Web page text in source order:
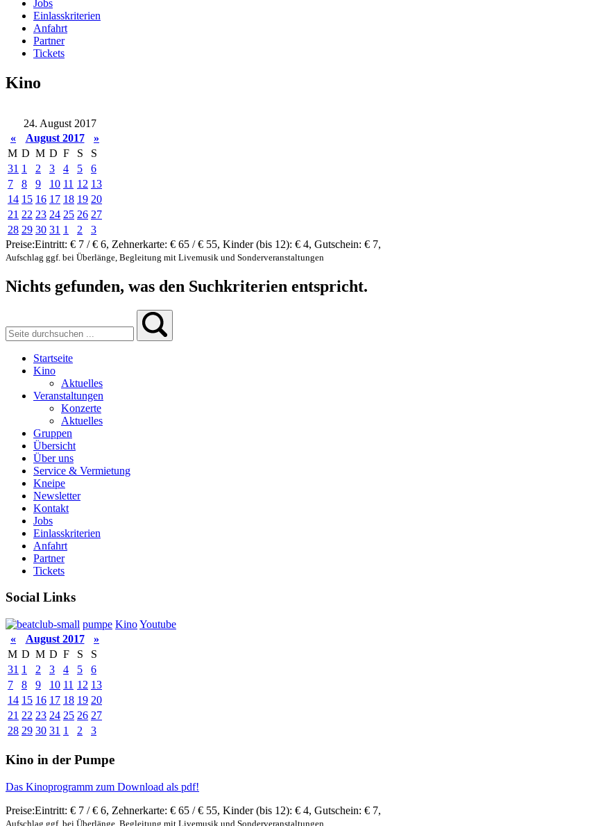
Jobs
Einlasskriterien
Anfahrt
Partner
Tickets
Kino
24. August 2017
«
August 2017
»
M D M D F S
S
31 1 2 3 4 5
6
7
8 9 10 11 12 13
14 15 16 17 18 19 20
21 22 23 24 25 26 27
28 29 30 31 1 2
3
Preise:Eintritt: € 7 / € 6, Zehnerkarte: € 65 / € 55, Kinder (bis 12): € 4, Gutschein: € 7,
Aufschlag ggf. bei Überlänge, Begleitung mit Livemusik und Sonderveranstaltungen
Nichts gefunden, was den Suchkriterien entspricht.
Startseite
Kino
Aktuelles
Veranstaltungen
Konzerte
Aktuelles
Gruppen
Übersicht
Über uns
Service & Vermietung
Kneipe
Newsletter
Kontakt
Jobs
Einlasskriterien
Anfahrt
Partner
Tickets
Social Links
pumpe KinoYoutube
«
August 2017
»
M D M D F S
S
31 1 2 3 4 5
6
7
8 9 10 11 12 13
14 15 16 17 18 19 20
21 22 23 24 25 26 27
28 29 30 31 1 2 3
Kino in der Pumpe
Das Kinoprogramm zum Download als pdf!
Preise:Eintritt: € 7 / € 6, Zehnerkarte: € 65 / € 55, Kinder (bis 12): € 4, Gutschein: € 7,
Aufschlag ggf. bei Überlänge, Begleitung mit Livemusik und Sonderveranstaltungen